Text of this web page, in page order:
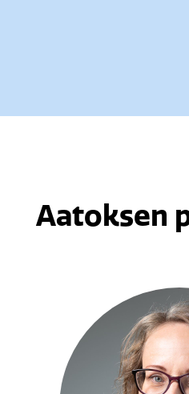
Aatoksen